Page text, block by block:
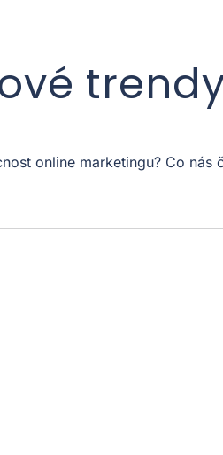
online marketingu? Co nás